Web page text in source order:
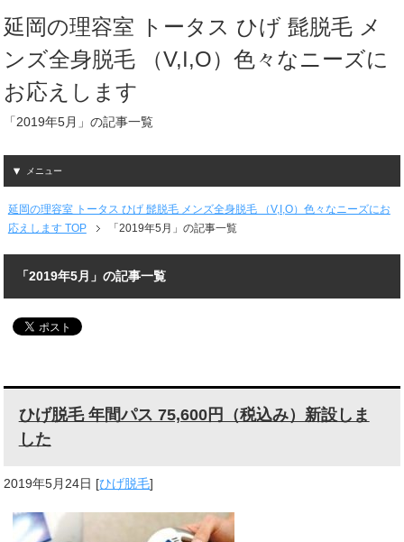
延岡の理容室 トータス ひげ 髭脱毛 メ
ンズ全身脱毛 （V,I,O）色々なニーズに
お応えします
「2019年5月」の記事一覧
メニュー
延岡の理容室 トータス ひげ 髭脱毛 メンズ全身脱毛 （V,I,O）色々なニーズにお
応えします TOP
「2019年5月」の記事一覧
「2019年5月」の記事一覧
ひげ脱毛 年間パス 75,600円（税込み）新設しま
した
2019年5月24日 [ひげ脱毛]